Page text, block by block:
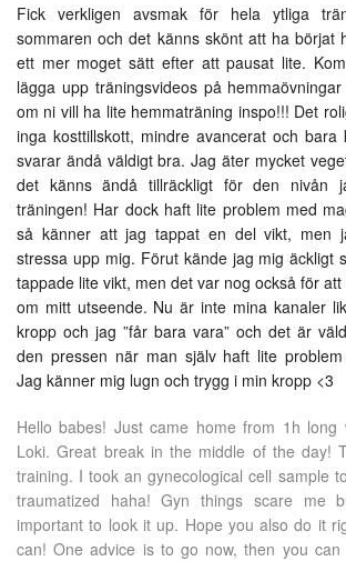
Fick verkligen avsmak för hela ytliga
sommaren och det känns skönt att ha börjat
ett mer moget sätt efter att pausat lite.
lägga upp träningsvideos på
om ni vill ha lite hemmaträning inspo!!! Det
inga kosttillskott, mindre avancerat och
svarar ändå väldigt bra. Jag äter mycket
det känns ändå tillräckligt för den nivån
träningen! Har dock haft lite problem med
så känner att jag tappat en del vikt, men
stressa upp mig. Förut kände jag mig äckligt
tappade lite vikt, men det var nog också för
om mitt utseende. Nu är inte mina kanaler
kropp och jag ”får bara vara” och det är
den pressen när man själv haft lite
Jag känner mig lugn och trygg i min kropp <3
Hello babes! Just came home from 1h long
Loki. Great break in the middle of the day!
training. I took an gynecological cell sample
traumatized haha! Gyn things scare me
important to look it up. Hope you also do it
can! One advice is to go now, then you